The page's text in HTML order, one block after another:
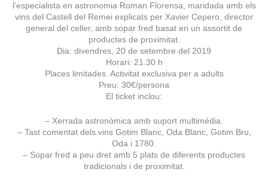
l’especialista en astronomia Roman Florensa, maridada amb els
vins del Castell del Remei explicats per Xavier Cepero, director
general del celler, amb sopar fred basat en un assortit de
productes de proximitat.
Dia: divendres, 20 de setembre del 2019
Horari: 21.30 h
Places limitades. Activitat exclusiva per a adults
Preu: 30€/persona
El ticket inclou:
– Xerrada astronòmica amb suport multimèdia.
– Tast comentat dels vins Gotim Blanc, Oda Blanc, Gotim Bru,
Oda i 1780.
– Sopar fred a peu dret amb 5 plats de diferents productes
tradicionals i de proximitat.